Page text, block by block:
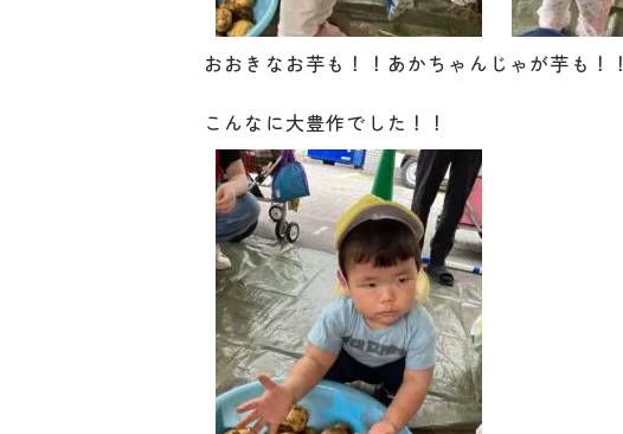
おおきなお芋も！！あかちゃんじゃが芋も！！
こんなに大豊作でした！！